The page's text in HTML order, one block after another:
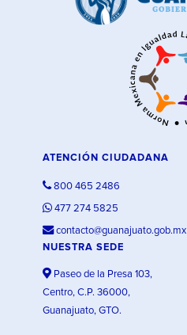
ATENCIÓN CIUDADANA
800 465 2486
477 274 5825
contacto@guanajuato.gob.mx
NUESTRA SEDE
Paseo de la Presa 103,
Centro, C.P. 36000,
Guanajuato, GTO.